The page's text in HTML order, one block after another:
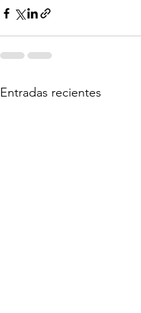
Entradas recientes